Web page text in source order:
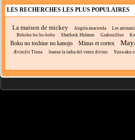
LES RECHERCHES LES PLUS POPULAIRES
La maison de mickey Angela anaconda Les
Bobobo-bo bo-bobo Sherlock Holmes Grabouillon
Boku no toshiue no kanojo Minus et cortex
Ævintýri Tinna
Jeanne la ladra del vento divino Yuuwaku